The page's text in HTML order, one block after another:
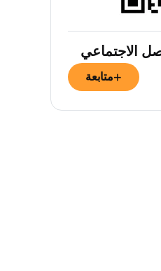
الاجتماعي
+متابعة